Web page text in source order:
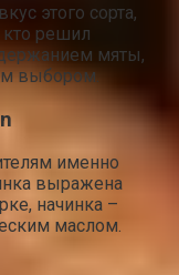
этого сорта,
кто решил
мяты,
выбором.
именно
выражена
начинка –
маслом.